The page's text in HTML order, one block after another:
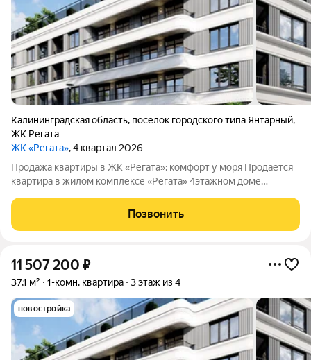
Калининградская область, посёлок городского типа Янтарный,
ЖК Регата
ЖК «Регата», 4 квартал 2026
Продажа квартиры в ЖК «Регата»: комфорт у моря Продаётся
квартира в жилом комплексе «Регата» 4этажном доме
Преимущества расположения
Позвонить
11 507 200 ₽
37,1 м² 1-комн. квартира 3 этаж из 4
новостройка